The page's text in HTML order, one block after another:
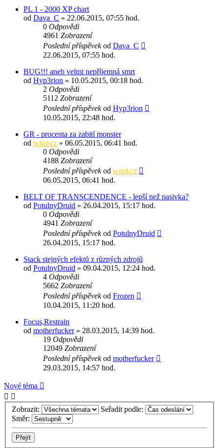
PL 1 - 2000 XP chart
od Dava_C » 22.06.2015, 07:55 hod.
0 Odpovědi
4961 Zobrazení
Poslední příspěvekod Dava_C
22.06.2015, 07:55 hod.
BUG!!! aneb velmi nepříjemná smrt
od Hyp3rion » 10.05.2015, 00:18 hod.
2 Odpovědi
5112 Zobrazení
Poslední příspěvekod Hyp3rion
10.05.2015, 22:48 hod.
GR - procenta za zabití monster
od witekcz » 06.05.2015, 06:41 hod.
0 Odpovědi
4188 Zobrazení
Poslední příspěvekod witekcz
06.05.2015, 06:41 hod.
BELT OF TRANSCENDENCE - lepší než pasivka?
od PotulnyDruid » 26.04.2015, 15:17 hod.
0 Odpovědi
4941 Zobrazení
Poslední příspěvekod PotulnyDruid
26.04.2015, 15:17 hod.
Stack stejných efektů z různých zdrojů
od PotulnyDruid » 09.04.2015, 12:24 hod.
4 Odpovědi
5662 Zobrazení
Poslední příspěvekod Frozen
10.04.2015, 11:20 hod.
Focus,Restrain
od motherfucker» 28.03.2015, 14:39 hod.
19 Odpovědi
12049 Zobrazení
Poslední příspěvekod motherfucker
29.03.2015, 14:57 hod.
Nové téma
Zobrazit:
Seřadit podle:
Směr: